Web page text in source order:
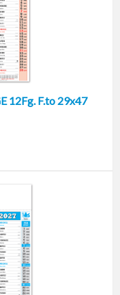
12Fg. F.to 29x47